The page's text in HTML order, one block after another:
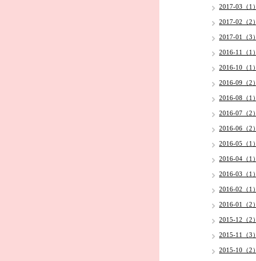
2017-03（1）
2017-02（2）
2017-01（3）
2016-11（1）
2016-10（1）
2016-09（2）
2016-08（1）
2016-07（2）
2016-06（2）
2016-05（1）
2016-04（1）
2016-03（1）
2016-02（1）
2016-01（2）
2015-12（2）
2015-11（3）
2015-10（2）